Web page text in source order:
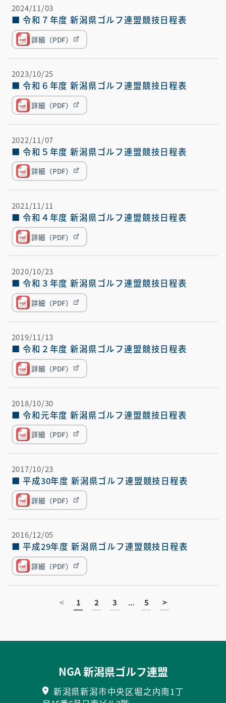
2024/11/03
■ 令和７年度 新潟県ゴルフ連盟競技日程表
詳細（PDF）
2023/10/25
■ 令和６年度 新潟県ゴルフ連盟競技日程表
詳細（PDF）
2022/11/07
■ 令和５年度 新潟県ゴルフ連盟競技日程表
詳細（PDF）
2021/11/11
■ 令和４年度 新潟県ゴルフ連盟競技日程表
詳細（PDF）
2020/10/23
■ 令和３年度 新潟県ゴルフ連盟競技日程表
詳細（PDF）
2019/11/13
■ 令和２年度 新潟県ゴルフ連盟競技日程表
詳細（PDF）
2018/10/30
■ 令和元年度 新潟県ゴルフ連盟競技日程表
詳細（PDF）
2017/10/23
■ 平成30年度 新潟県ゴルフ連盟競技日程表
詳細（PDF）
2016/12/05
■ 平成29年度 新潟県ゴルフ連盟競技日程表
詳細（PDF）
< 1 2 3 ... 5 >
NGA 新潟県ゴルフ連盟
新潟県新潟市中央区堀之内南1丁